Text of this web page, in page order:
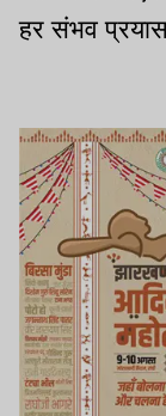
हर संभव प्रयास